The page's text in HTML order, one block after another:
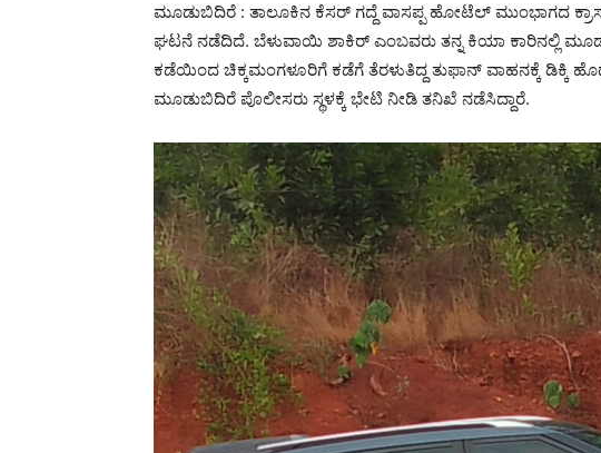
ಮೂಡುಬಿದಿರೆ : ತಾಲೂಕಿನ ಕೆಸರ್ ಗದ್ದೆ ವಾಸಪ್ಪ ಹೋಟೆಲ್ ಮುಂಭಾಗದ
ಘಟನೆ ನಡೆದಿದೆ. ಬೆಳುವಾಯಿ ಶಾಕಿರ್ ಎಂಬವರು ತನ್ನ ಕಿಯಾ ಕಾರಿನಲ್ಲಿ
ಕಡೆಯಿಂದ ಚಿಕ್ಕಮಂಗಳೂರಿಗೆ ಕಡೆಗೆ ತೆರಳುತಿದ್ದ ತುಫಾನ್ ವಾಹನಕ್ಕೆ ಡಿಕ್ಕಿ
ಮೂಡುಬಿದಿರೆ ಪೊಲೀಸರು ಸ್ಥಳಕ್ಕೆ ಭೇಟಿ ನೀಡಿ ತನಿಖೆ ನಡೆಸಿದ್ದಾರೆ.